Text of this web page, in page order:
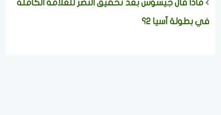
ماذا قال جيسوس بعد تحقيق النصر للعلامة الكاملة
في بطولة آسيا 2؟